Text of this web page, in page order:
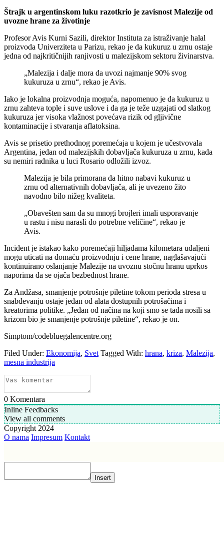
Štrajk u argentinskom luku razotkrio je zavisnost Malezije od
uvozne hrane za životinje
Profesor Avis Kurni Sazili, direktor Instituta za istraživanje halal
proizvoda Univerziteta u Parizu, rekao je da kukuruz u zrnu ostaje
jedna od najkritičnijih ranjivosti u malezijskom sektoru živinarstva.
„Malezija i dalje mora da uvozi najmanje 90% svog
kukuruza u zrnu“, rekao je Avis.
Iako je lokalna proizvodnja moguća, napomenuo je da kukuruz u
zrnu zahteva tople i suve uslove i da ga je teže uzgajati od slatkog
kukuruza jer visoka vlažnost povećava rizik od gljivične
kontaminacije i stvaranja aflatoksina.
Avis se prisetio prethodnog poremećaja u kojem je učestvovala
Argentina, jedan od malezijskih dobavljača kukuruza u zrnu, kada
su nemiri radnika u luci Rosario odložili izvoz.
Malezija je bila primorana da hitno nabavi kukuruz u
zrnu od alternativnih dobavljača, ali je uvezeno žito
navodno bilo nižeg kvaliteta.
„Obavešten sam da su mnogi brojleri imali usporavanje
u rastu i nisu narasli do potrebne veličine“, rekao je
Avis.
Incident je istakao kako poremećaji hiljadama kilometara udaljeni
mogu uticati na domaću proizvodnju i cene hrane, naglašavajući
kontinuirano oslanjanje Malezije na uvoznu stočnu hranu uprkos
naporima da se ojača bezbednost hrane.
Za Andžasa, smanjenje potrošnje piletine tokom perioda stresa u
snabdevanju ostaje jedan od alata dostupnih potrošačima i
kreatorima politike. „Jedan od načina na koji smo se tada nosili sa
krizom bio je smanjenje potrošnje piletine“, rekao je on.
Simptom/codebluegalencentre.org
Filed Under: Ekonomija, Svet Tagged With: hrana, kriza, Malezija,
mesna industrija
0 Komentara
Inline Feedbacks
View all comments
Copyright 2024
O nama Impresum Kontakt
Insert